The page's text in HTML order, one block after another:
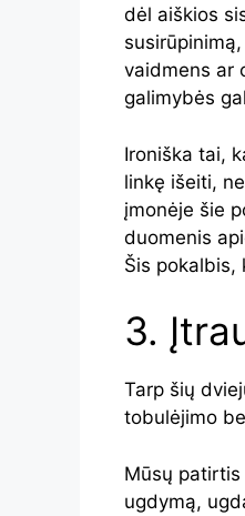
dėl aiškios
vaidmens ar
galimybės
Ironiška tai,
linkę išeiti,
įmonėje šie
duomenis
Šis pokalbis,
3.
Tarp šių
tobulėjimo
Mūsų
ugdymą,